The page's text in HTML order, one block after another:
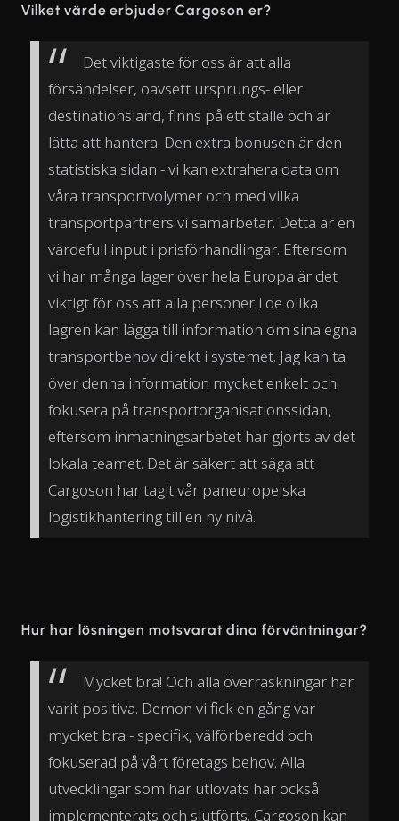
Vilket värde erbjuder Cargoson er?
Det viktigaste för oss är att alla
försändelser, oavsett ursprungs- eller
destinationsland, finns på ett ställe och är
lätta att hantera. Den extra bonusen är den
statistiska sidan - vi kan extrahera data om
våra transportvolymer och med vilka
transportpartners vi samarbetar. Detta är en
värdefull input i prisförhandlingar. Eftersom
vi har många lager över hela Europa är det
viktigt för oss att alla personer i de olika
lagren kan lägga till information om sina egna
transportbehov direkt i systemet. Jag kan ta
över denna information mycket enkelt och
fokusera på transportorganisationssidan,
eftersom inmatningsarbetet har gjorts av det
lokala teamet. Det är säkert att säga att
Cargoson har tagit vår paneuropeiska
logistikhantering till en ny nivå.
Hur har lösningen motsvarat dina förväntningar?
Mycket bra! Och alla överraskningar har
varit positiva. Demon vi fick en gång var
mycket bra - specifik, välförberedd och
fokuserad på vårt företags behov. Alla
utvecklingar som har utlovats har också
implementerats och slutförts. Cargoson kan